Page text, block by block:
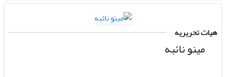
هیات تحریریه
مینو نائبه